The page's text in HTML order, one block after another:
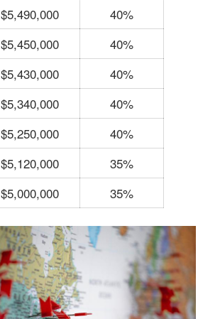
$5,490,000
40%
$5,450,000
40%
$5,430,000
40%
$5,340,000
40%
$5,250,000
40%
$5,120,000
35%
$5,000,000 35%